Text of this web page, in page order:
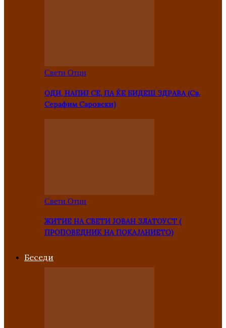
Свети Отци
ОДИ, НАПИЈ СЕ, ПА ЌЕ БИДЕШ ЗДРАВА (Св.
Серафим Саровски)
Свети Отци
ЖИТИЕ НА СВЕТИ ЈОВАН ЗЛАТОУСТ (
ПРОПОВЕДНИК НА ПОКАЈАНИЕТО)
Беседи